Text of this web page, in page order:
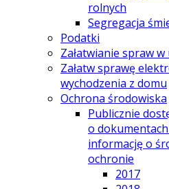
rolnych
Segregacja
Podatki
Załatwianie spraw
Załatw sprawę
wychodzenia z domu
Ochrona środowiska
Publicznie
o
informację o
ochronie
2017